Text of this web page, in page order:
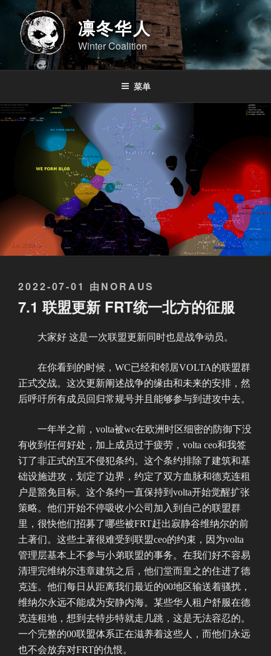
跳
凛冬华人
Winter Coalition
菜单
发
布
于
2022-07-01 由 NORAUS
7.1 联盟更新 FRT统一北方的征服
大家好 这是一次联盟更新同时也是战争动员。
在你看到的时候，WC已经和邻居VOLTA的联盟群
正式交战。这次更新阐述战争的缘由和未来的安排，然
后呼吁所有成员回归常规号并且能够参与到进攻中去。
一年半之前，volta被wc在欧洲时区细密的防御下没
有收到任何好处，加上成员过于疲劳，volta ceo和我签
订了非正式的互不侵犯条约。这个条约排除了建筑和基
础设施进攻，划定了边界，约定了双方血脉和德克连租
户是豁免目标。这个条约一直保持到volta开始觉醒扩张
策略。他们开始不停吸收小公司加入到自己的联盟群
里，很快他们招募了哪些被FRT赶出寂静谷维纳尔的前
土著们。这些土著很难受到联盟ceo的约束，因为volta
管理层基本上不参与小弟联盟的事务。在我们好不容易
清理完维纳尔违章建筑之后，他们堂而皇之的住进了德
克连。他们每日从距离我们最近的00地区输送着骚扰，
维纳尔永远不能成为安静内海。某些华人租户舒服在德
克连租地，想到去特步特就走几跳，这是无法容忍的。
一个完整的00联盟体系正在滋养着这些人，而他们永远
也不会放弃对FRT的仇恨。